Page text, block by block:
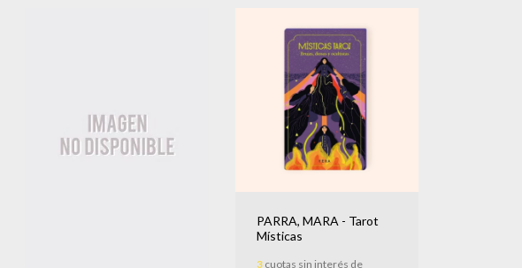
PARRA, MARA - Tarot
Místicas
3cuotas sin interés de